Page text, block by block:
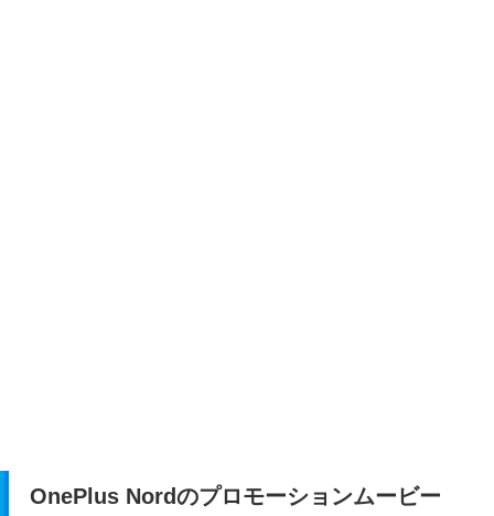
OnePlus Nordのプロモーションムービー